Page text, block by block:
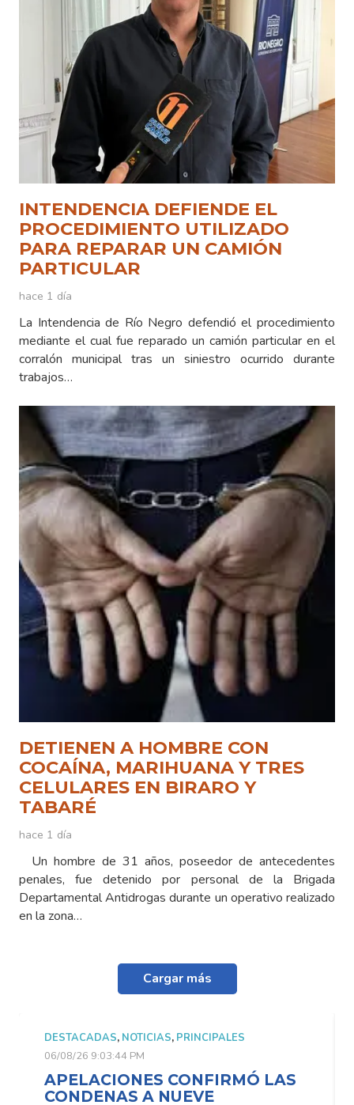
INTENDENCIA DEFIENDE EL
PROCEDIMIENTO UTILIZADO
PARA REPARAR UN CAMIÓN
PARTICULAR
hace 1 día
La Intendencia de Río Negro defendió el procedimiento
mediante el cual fue reparado un camión particular en el
corralón municipal tras un siniestro ocurrido durante
trabajos…
DETIENEN A HOMBRE CON
COCAÍNA, MARIHUANA Y TRES
CELULARES EN BIRARO Y
TABARÉ
hace 1 día
Un hombre de 31 años, poseedor de antecedentes
penales, fue detenido por personal de la Brigada
Departamental Antidrogas durante un operativo realizado
en la zona…
Cargar más
DESTACADAS, NOTICIAS, PRINCIPALES
06/08/26 9:03:44 PM
APELACIONES CONFIRMÓ LAS
CONDENAS A NUEVE